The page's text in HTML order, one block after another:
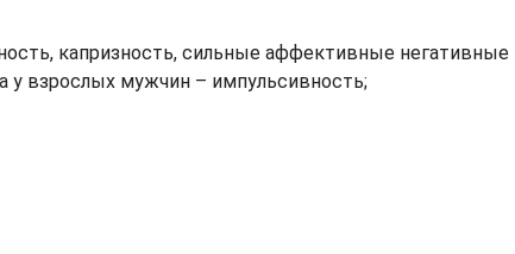
капризность, сильные аффективные негативные
у взрослых мужчин – импульсивность;